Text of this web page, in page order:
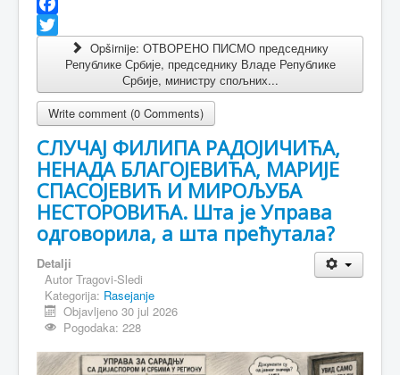
Facebook
Opširnije: ОТВОРЕНО ПИСМО председнику
Републике Србије, председнику Владе Републике
Србије, министру спољних...
Write comment (0 Comments)
СЛУЧАЈ ФИЛИПА РАДОЈИЧИЋА,
НЕНАДА БЛАГОЈЕВИЋА, МАРИЈЕ
СПАСОЈЕВИЋ И МИРОЉУБА
НЕСТОРОВИЋА. Шта је Управа
одговорила, а шта прећутала?
Detalji
Autor Tragovi-Sledi
Kategorija: Rasejanje
Objavljeno 30 jul 2026
Pogodaka: 228